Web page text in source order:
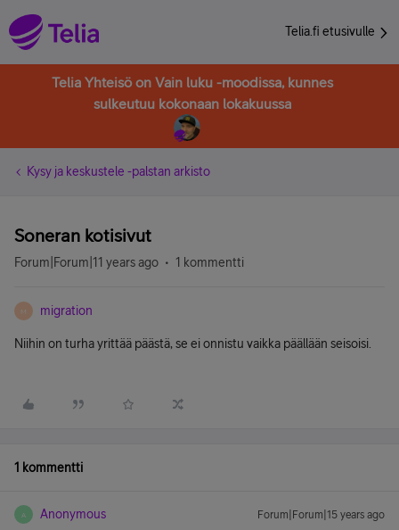
Telia.fi etusivulle
Telia Yhteisö on Vain luku -moodissa, kunnes
sulkeutuu kokonaan lokakuussa
Kysy ja keskustele -palstan arkisto
Soneran kotisivut
Forum|Forum|11 years ago 1 kommentti
M migration
Niihin on turha yrittää päästä, se ei onnistu vaikka päällään seisoisi.
1 kommentti
A Anonymous Forum|Forum|15 years ago